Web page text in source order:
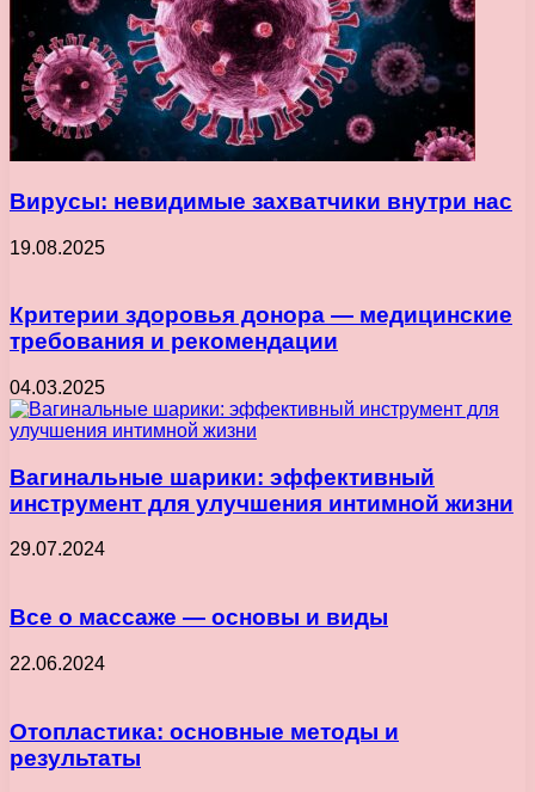
Вирусы: невидимые захватчики внутри нас
19.08.2025
Критерии здоровья донора — медицинские
требования и рекомендации
04.03.2025
Вагинальные шарики: эффективный
инструмент для улучшения интимной жизни
29.07.2024
Все о массаже — основы и виды
22.06.2024
Отопластика: основные методы и
результаты